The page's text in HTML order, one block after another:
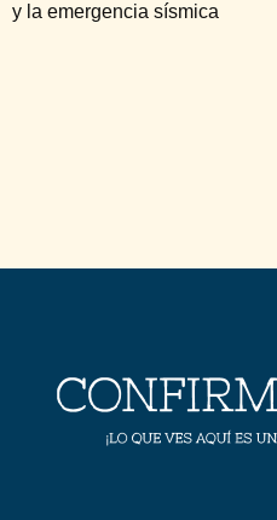
y la emergencia sísmica